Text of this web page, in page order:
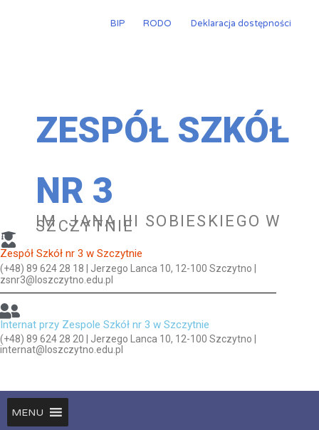
BIP RODO Deklaracja dostępności
ZESPÓŁ SZKÓŁ
NR 3
IM. JANA III SOBIESKIEGO W
SZCZYTNIE
Zespół Szkół nr 3 w Szczytnie
(+48) 89 624 28 18 | Jerzego Lanca 10, 12-100 Szczytno |
zsnr3@loszczytno.edu.pl
Internat przy Zespole Szkół nr 3 w Szczytnie
(+48) 89 624 28 20 | Jerzego Lanca 10, 12-100 Szczytno |
internat@loszczytno.edu.pl
MENU